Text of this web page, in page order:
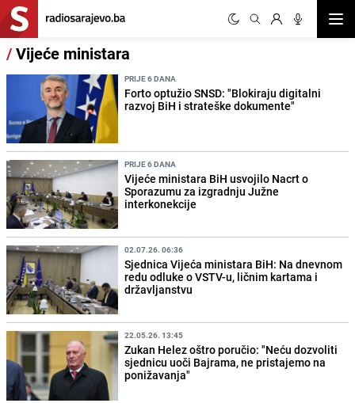
/Vijeće ministara
PRIJE 6 DANA
Forto optužio SNSD: "Blokiraju digitalni
razvoj BiH i strateške dokumente"
PRIJE 6 DANA
Vijeće ministara BiH usvojilo Nacrt o
Sporazumu za izgradnju Južne
interkonekcije
02.07.26. 06:36
Sjednica Vijeća ministara BiH: Na dnevnom
redu odluke o VSTV-u, ličnim kartama i
državljanstvu
22.05.26. 13:45
Zukan Helez oštro poručio: "Neću dozvoliti
sjednicu uoči Bajrama, ne pristajemo na
ponižavanja"